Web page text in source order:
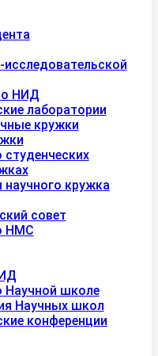
исследовательской
НИД
лаборатории
кружки
кружка
совет
НМС
Научной школе
Научных школ
конференции